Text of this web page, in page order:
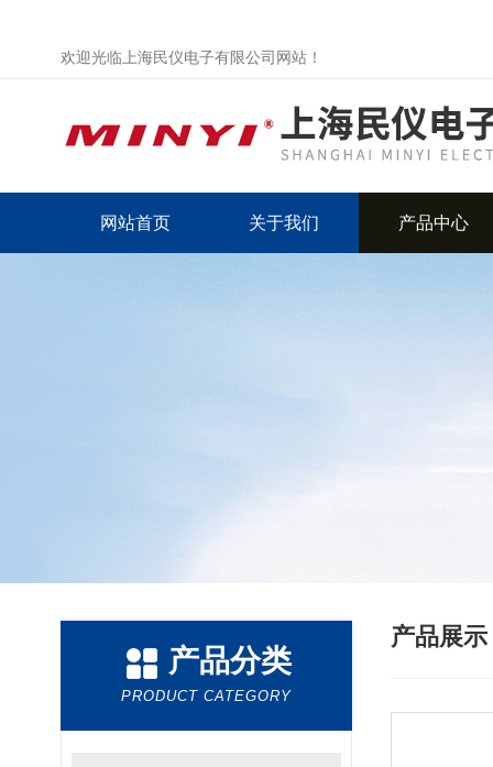
欢迎光临上海民仪电子有限公司网站！
网站首页 关于我们 产品中心
产品分类
PRODUCT CATEGORY
产品展示